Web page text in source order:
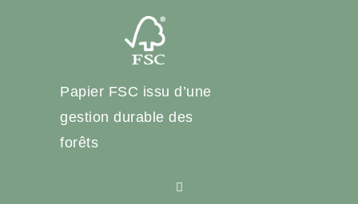
Papier FSC issu d’une
gestion durable des
forêts